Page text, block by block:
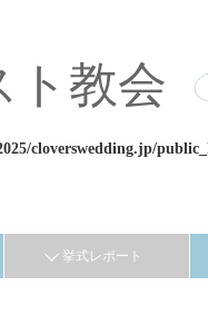
ト教会
cloverswedding.jp/
挙式レポート